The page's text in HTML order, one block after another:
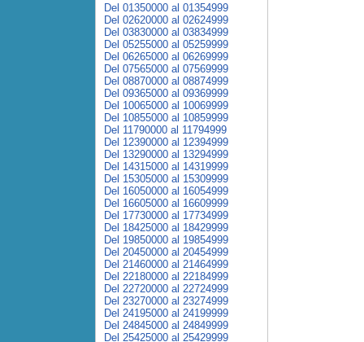
Del 01350000 al 01354999
Del 02620000 al 02624999
Del 03830000 al 03834999
Del 05255000 al 05259999
Del 06265000 al 06269999
Del 07565000 al 07569999
Del 08870000 al 08874999
Del 09365000 al 09369999
Del 10065000 al 10069999
Del 10855000 al 10859999
Del 11790000 al 11794999
Del 12390000 al 12394999
Del 13290000 al 13294999
Del 14315000 al 14319999
Del 15305000 al 15309999
Del 16050000 al 16054999
Del 16605000 al 16609999
Del 17730000 al 17734999
Del 18425000 al 18429999
Del 19850000 al 19854999
Del 20450000 al 20454999
Del 21460000 al 21464999
Del 22180000 al 22184999
Del 22720000 al 22724999
Del 23270000 al 23274999
Del 24195000 al 24199999
Del 24845000 al 24849999
Del 25425000 al 25429999